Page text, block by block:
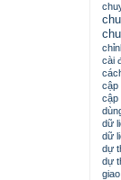
cài
cập
cập
dữ
dữ
dự
dự